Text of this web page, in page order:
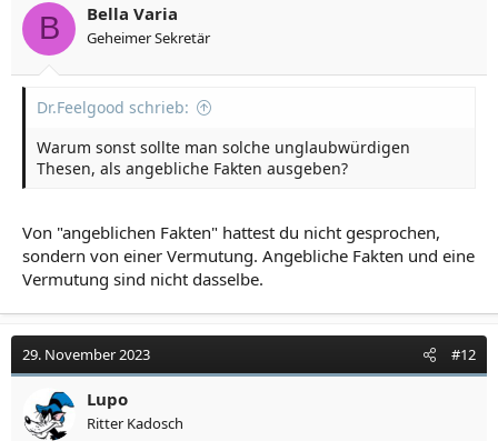
B Bella Varia
Geheimer Sekretär
Dr.Feelgood schrieb:
Warum sonst sollte man solche unglaubwürdigen
Thesen, als angebliche Fakten ausgeben?
Von "angeblichen Fakten" hattest du nicht gesprochen,
sondern von einer Vermutung. Angebliche Fakten und eine
Vermutung sind nicht dasselbe.
29. November 2023 #12
Lupo
Ritter Kadosch